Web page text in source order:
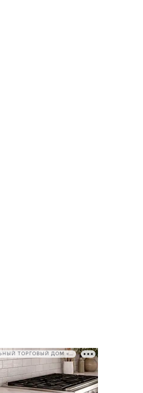
РЕКЛАМА • ООО СТРОИТЕЛЬНЫЙ ТОРГОВЫЙ ДОМ «ПЕТРОВИЧ», ИНН 7802348846